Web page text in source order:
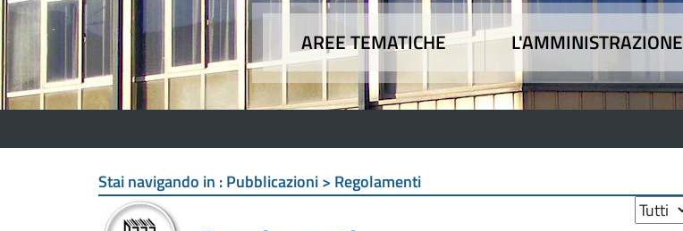
AREE TEMATICHE L'AMMINISTRAZIONE
Stai navigando in :Pubblicazioni > Regolamenti